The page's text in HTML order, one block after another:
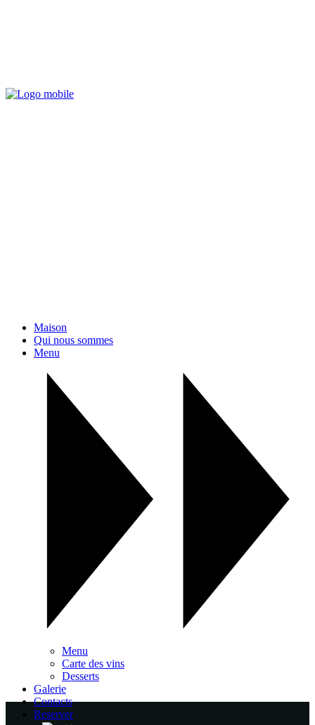
Maison
Qui nous sommes
Menu
Menu
Carte des vins
Desserts
Galerie
Contacts
Reserver